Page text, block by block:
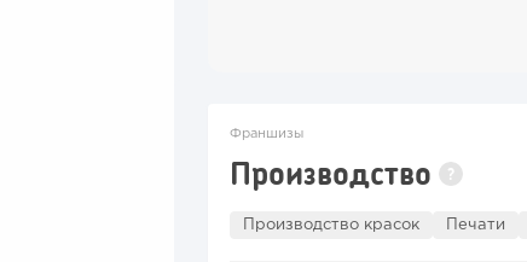
Франшизы
Производство ?
Производство красок Печати